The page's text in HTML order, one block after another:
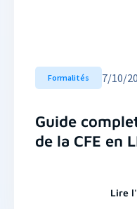
Formalités 7/10/
Guide
de la CFE en
Lire